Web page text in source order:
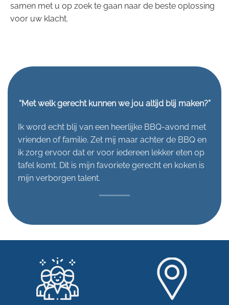
samen met u op zoek te gaan naar de beste oplossing
voor uw klacht.
“Met welk gerecht kunnen we jou altijd blij maken?”
Ik word echt blij van een heerlijke BBQ-avond met
vrienden of familie. Zet mij maar achter de BBQ en
ik zorg ervoor dat er voor iedereen lekker eten op
tafel komt. Dit is mijn favoriete gerecht en koken is
mijn verborgen talent.